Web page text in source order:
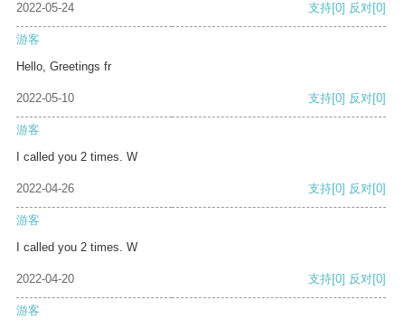
2022-05-24 支持[0] 反对[0]
游客
Hello, Greetings fr
2022-05-10 支持[0] 反对[0]
游客
I called you 2 times. W
2022-04-26 支持[0] 反对[0]
游客
I called you 2 times. W
2022-04-20 支持[0] 反对[0]
游客